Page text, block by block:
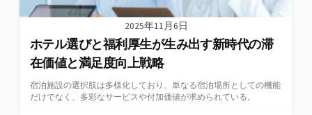
2025年11月6日
ホテル選びと福利厚生が生み出す新時代の滞
在価値と満足度向上戦略
宿泊施設の選択肢は多様化しており、単なる宿泊場所としての機能
だけでなく、多彩なサービスや付加価値が求められている。